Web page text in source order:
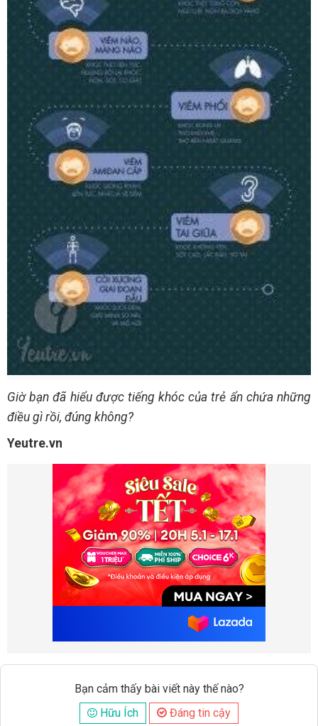
Giờ bạn đã hiểu được tiếng khóc của trẻ ẩn chứa những
điều gì rồi, đúng không?
Yeutre.vn
Bạn cảm thấy bài viết này thế nào?
Hữu Ích
Đáng tin cậy